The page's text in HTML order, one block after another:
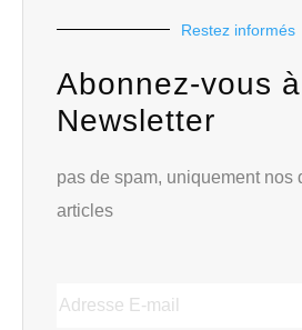
Restez informés
Abonnez-vous
Newsletter
pas de spam, uniquement nos
articles